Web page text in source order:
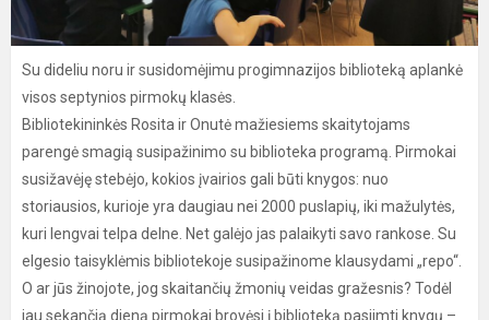
Su dideliu noru ir susidomėjimu progimnazijos biblioteką aplankė
visos septynios pirmokų klasės.
Bibliotekininkės Rosita ir Onutė mažiesiems skaitytojams
parengė smagią susipažinimo su biblioteka programą. Pirmokai
susižavėję stebėjo, kokios įvairios gali būti knygos: nuo
storiausios, kurioje yra daugiau nei 2000 puslapių, iki mažulytės,
kuri lengvai telpa delne. Net galėjo jas palaikyti savo rankose. Su
elgesio taisyklėmis bibliotekoje susipažinome klausydami „repo“.
O ar jūs žinojote, jog skaitančių žmonių veidas gražesnis? Todėl
jau sekančią dieną pirmokai brovėsi į biblioteką pasiimti knygų –